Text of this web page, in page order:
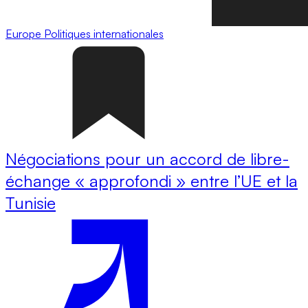
Europe Politiques internationales
Négociations pour un accord de libre-
échange « approfondi » entre l’UE et la
Tunisie